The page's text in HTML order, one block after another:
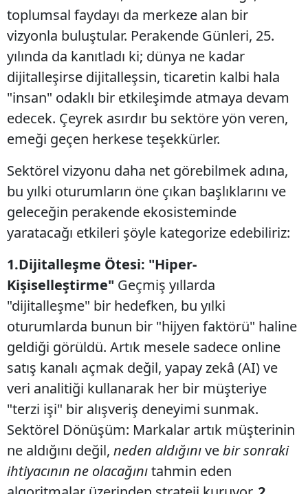
toplumsal faydayı da merkeze alan bir
vizyonla buluştular.​ Perakende Günleri, 25.
yılında da kanıtladı ki; dünya ne kadar
dijitalleşirse dijitalleşsin, ticaretin kalbi hala
"insan" odaklı bir etkileşimde atmaya devam
edecek.​ Çeyrek asırdır bu sektöre yön veren,
emeği geçen herkese teşekkürler.
​Sektörel vizyonu daha net görebilmek adına,
bu yılki oturumların öne çıkan başlıklarını ve
geleceğin perakende ekosisteminde
yaratacağı etkileri şöyle kategorize edebiliriz:
​1.Dijitalleşme Ötesi: "Hiper-
Kişiselleştirme" ​Geçmiş yıllarda
"dijitalleşme" bir hedefken, bu yılki
oturumlarda bunun bir "hijyen faktörü" haline
geldiği görüldü. Artık mesele sadece online
satış kanalı açmak değil, yapay zekâ (AI) ve
veri analitiği kullanarak her bir müşteriye
"terzi işi" bir alışveriş deneyimi sunmak. ​
Sektörel Dönüşüm: Markalar artık müşterinin
ne aldığını değil, neden aldığınıvebir sonraki
ihtiyacının ne olacağınıtahmin eden